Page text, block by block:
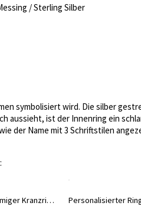
/ Sterling Silber
symbolisiert wird. Die silber
aussieht, ist der Innenring ein
der Name mit 3 Schriftstilen
Gravierter herzförmiger Kranzring mit Geburtsstein